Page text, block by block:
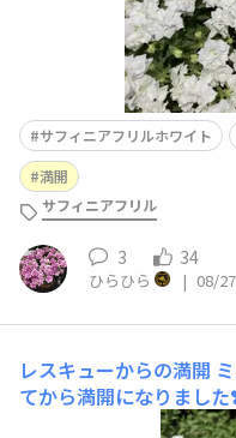
サフィニアフリルホワイト
満開
サフィニアフリル
3 34
ひらひら | 08/27
レスキューからの満開
てから満開になりまし
かったからこれでよし🥰